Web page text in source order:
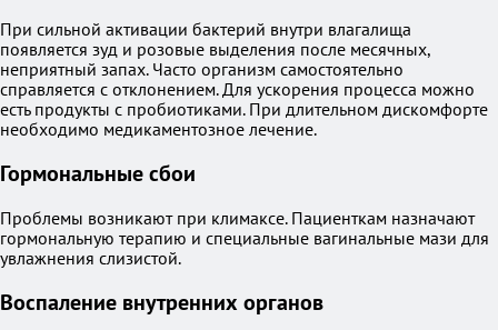
При сильной активации бактерий внутри влагалища
появляется зуд и розовые выделения после месячных,
неприятный запах. Часто организм самостоятельно
справляется с отклонением. Для ускорения процесса можно
есть продукты с пробиотиками. При длительном дискомфорте
необходимо медикаментозное лечение.
Гормональные сбои
Проблемы возникают при климаксе. Пациенткам назначают
гормональную терапию и специальные вагинальные мази для
увлажнения слизистой.
Воспаление внутренних органов